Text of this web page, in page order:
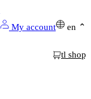
My account
en
tl shop